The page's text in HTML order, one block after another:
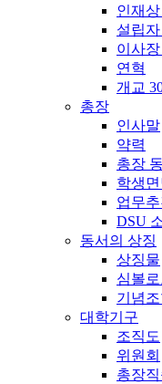
인재
설립자
이사
연혁
개교
총장
인사말
약력
총장
학생
업무추
DSU
동서의 상징
상징물
심볼
기념
대학기구
조직도
위원회
총장